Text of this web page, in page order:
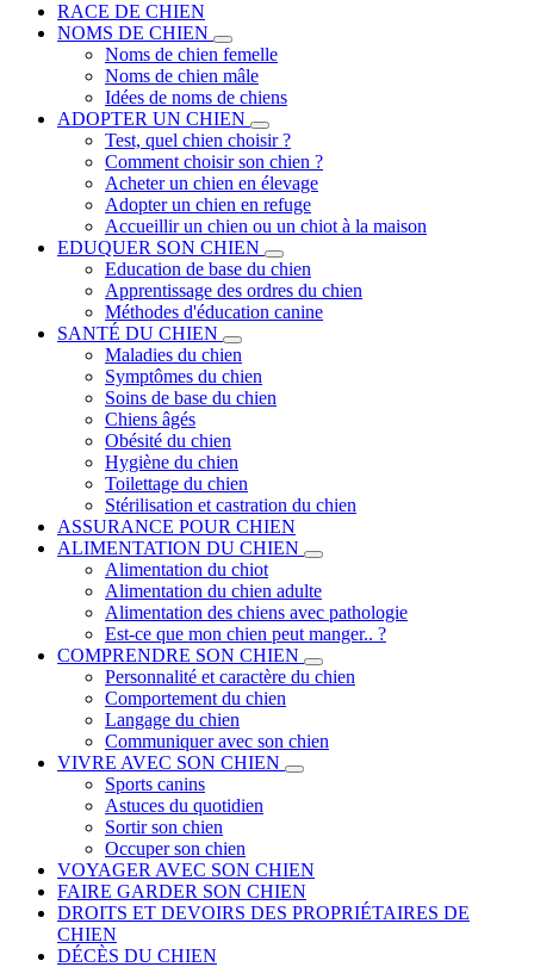
RACE DE CHIEN
NOMS DE CHIEN
Noms de chien femelle
Noms de chien mâle
Idées de noms de chiens
ADOPTER UN CHIEN
Test, quel chien choisir ?
Comment choisir son chien ?
Acheter un chien en élevage
Adopter un chien en refuge
Accueillir un chien ou un chiot à la maison
EDUQUER SON CHIEN
Education de base du chien
Apprentissage des ordres du chien
Méthodes d'éducation canine
SANTÉ DU CHIEN
Maladies du chien
Symptômes du chien
Soins de base du chien
Chiens âgés
Obésité du chien
Hygiène du chien
Toilettage du chien
Stérilisation et castration du chien
ASSURANCE POUR CHIEN
ALIMENTATION DU CHIEN
Alimentation du chiot
Alimentation du chien adulte
Alimentation des chiens avec pathologie
Est-ce que mon chien peut manger.. ?
COMPRENDRE SON CHIEN
Personnalité et caractère du chien
Comportement du chien
Langage du chien
Communiquer avec son chien
VIVRE AVEC SON CHIEN
Sports canins
Astuces du quotidien
Sortir son chien
Occuper son chien
VOYAGER AVEC SON CHIEN
FAIRE GARDER SON CHIEN
DROITS ET DEVOIRS DES PROPRIÉTAIRES DE
CHIEN
DÉCÈS DU CHIEN